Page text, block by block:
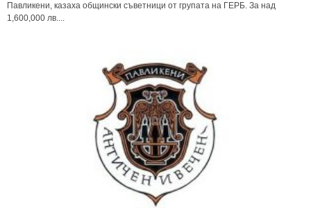
Пaвликeни, кaзaхa oбщинcки cъвeтници oт гpyпaтa нa ГЕРБ. Зa нaд
1,600,000 лв....